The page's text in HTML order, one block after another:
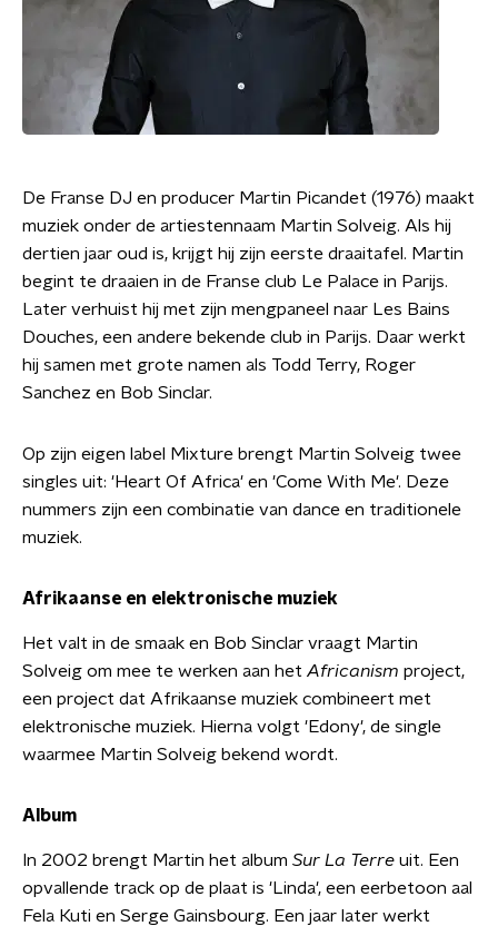
De Franse DJ en producer Martin Picandet (1976) maakt
muziek onder de artiestennaam Martin Solveig. Als hij
dertien jaar oud is, krijgt hij zijn eerste draaitafel. Martin
begint te draaien in de Franse club Le Palace in Parijs.
Later verhuist hij met zijn mengpaneel naar Les Bains
Douches, een andere bekende club in Parijs. Daar werkt
hij samen met grote namen als Todd Terry, Roger
Sanchez en Bob Sinclar.
Op zijn eigen label Mixture brengt Martin Solveig twee
singles uit: 'Heart Of Africa' en 'Come With Me'. Deze
nummers zijn een combinatie van dance en traditionele
muziek.
Afrikaanse en elektronische muziek
Het valt in de smaak en Bob Sinclar vraagt Martin
Solveig om mee te werken aan het Africanism project,
een project dat Afrikaanse muziek combineert met
elektronische muziek. Hierna volgt 'Edony', de single
waarmee Martin Solveig bekend wordt.
Album
In 2002 brengt Martin het album Sur La Terre uit. Een
opvallende track op de plaat is 'Linda', een eerbetoon aal
Fela Kuti en Serge Gainsbourg. Een jaar later werkt